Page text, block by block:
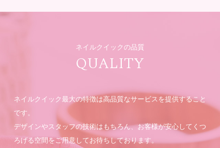
ネイルクイックの品質
QUALITY
ネイルクイック最大の特徴は高品質なサービスを提供すること
です。
デザインやスタッフの技術はもちろん、お客様が安心してくつ
ろげる空間をご用意してお待ちしております。